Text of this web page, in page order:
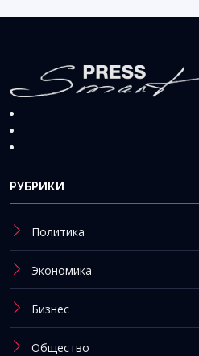
РУБРИКИ
Политика
Экономика
Бизнес
Общество